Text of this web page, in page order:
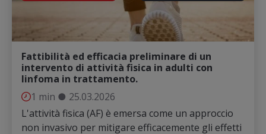
Fattibilità ed efficacia preliminare di un
intervento di attività fisica in adulti con
linfoma in trattamento.
1 min ● 25.03.2026
L'attività fisica (AF) è emersa come un approccio
non invasivo per mitigare efficacemente gli effetti